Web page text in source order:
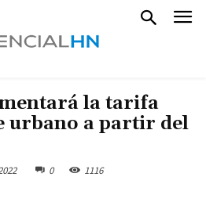
la tarifa
urbano a partir del
0 1116